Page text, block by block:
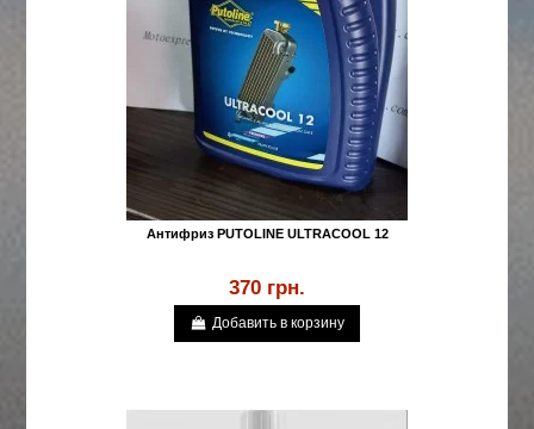
Антифриз PUTOLINE ULTRACOOL 12
370 грн.
Добавить в корзину